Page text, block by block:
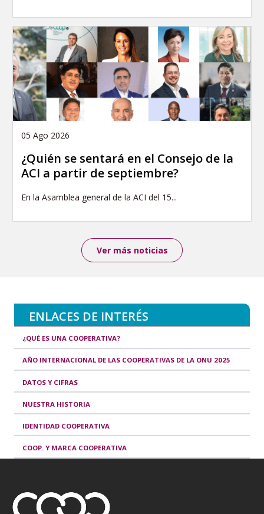
05 Ago 2026
¿Quién se sentará en el Consejo de la
ACI a partir de septiembre?
En la Asamblea general de la ACI del 15...
Ver más noticias
ENLACES DE INTERÉS
¿QUÉ ES UNA COOPERATIVA?
AÑO INTERNACIONAL DE LAS COOPERATIVAS DE LA ONU 2025
DATOS Y CIFRAS
NUESTRA HISTORIA
IDENTIDAD COOPERATIVA
COOP. Y MARCA COOPERATIVA